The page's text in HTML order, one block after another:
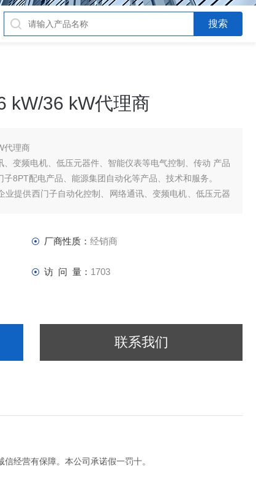
kW/36 kW代理商
代理商
变频电机、低压元器件、智能仪表等电气控制、传动 产品
8PT配电产品、能源集团自动化等产品、技术和服务。
提供西门子自动化控制、网络通讯、变频电机、低压元器
厂商性质： 经销商
访 问 量： 1703
联系我们
经营有保障。本公司承诺假一罚十。